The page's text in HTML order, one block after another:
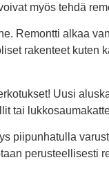
myös tehdä
Remontti alkaa
rakenteet kuten
Uusi
tai
piipunhatulla
perusteellisesti